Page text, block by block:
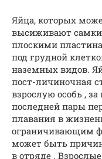
Яйца, которых
высиживают самки
плоскими
под грудной
наземных видов.
пост-личиночная
взрослую особь ,
последней пары
плавания в
ограничивающим
может быть
в отряде .